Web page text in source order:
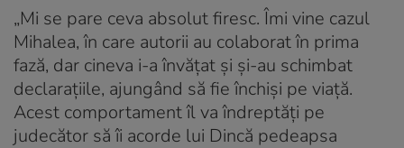
„Mi se pare ceva absolut firesc. Îmi vine cazul
Mihalea, în care autorii au colaborat în prima
fază, dar cineva i-a învățat și și-au schimbat
declarațiile, ajungând să fie închiși pe viață.
Acest comportament îl va îndreptăți pe
judecător să îi acorde lui Dincă pedeapsa